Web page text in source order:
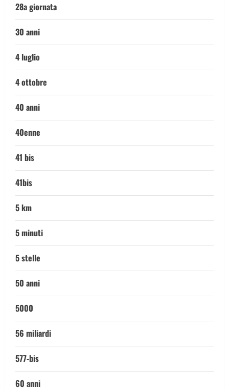
28a giornata
30 anni
4 luglio
4 ottobre
40 anni
40enne
41 bis
41bis
5 km
5 minuti
5 stelle
50 anni
5000
56 miliardi
577-bis
60 anni